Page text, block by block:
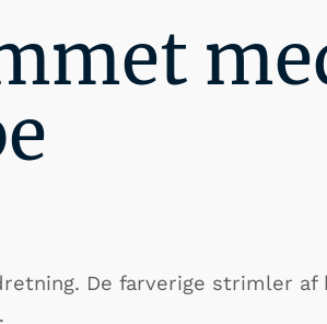
De farverige strimler